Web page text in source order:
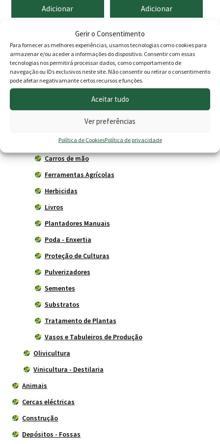
Gerir o Consentimento
Para fornecer as melhores experiências, usamos tecnologias como cookies para
armazenar e/ou aceder a informações do dispositivo. Consentir com essas
tecnologias nos permitirá processar dados, como comportamento de
navegação ou IDs exclusivos neste site. Não consentir ou retirar o consentimento
pode afetar negativamante certos recursos e funções.
Aceitar tudo
Ver preferências
Política de CookiesPolítica de privacidade
Adicionar Adicionar
Produtos
Agricultura
Acessórios
Adubos
Carros de mão
Ferramentas Agrícolas
Herbicidas
Livros
Plantadores Manuais
Poda - Enxertia
Proteção de Culturas
Pulverizadores
Sementes
Substratos
Tratamento de Plantas
Vasos e Tabuleiros de Produção
Olivicultura
Vinicultura - Destilaria
Animais
Cercas eléctricas
Construção
Depósitos - Fossas